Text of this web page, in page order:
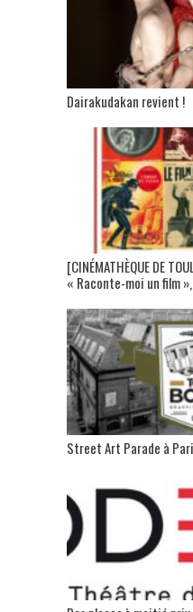
Dairakudakan revient !
[CINÉMATHÈQUE DE
« Raconte-moi un film
Street Art Parade à